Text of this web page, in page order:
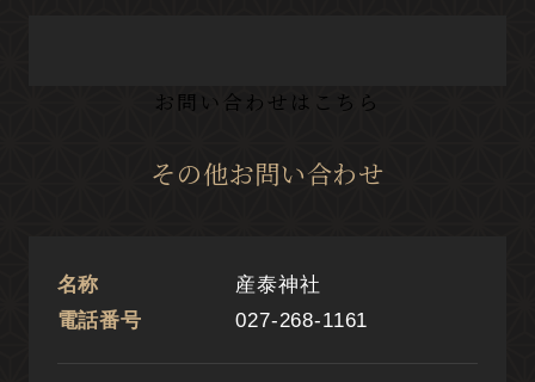
お問い合わせはこちら
その他お問い合わせ
名称
産泰神社
電話番号
027-268-1161